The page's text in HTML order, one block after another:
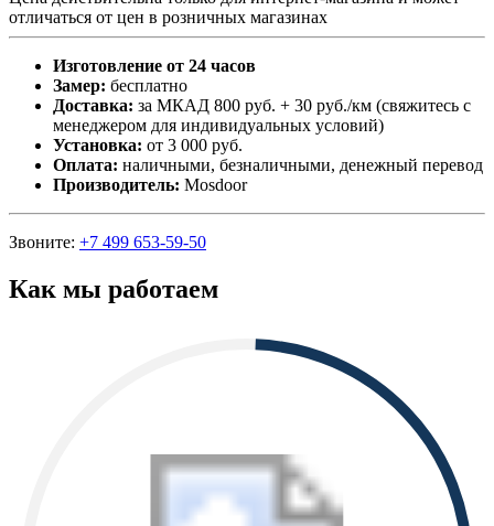
отличаться от цен в розничных магазинах
Изготовление от 24 часов
Замер: бесплатно
Доставка: за МКАД 800 руб. + 30 руб./км (свяжитесь с
менеджером для индивидуальных условий)
Установка: от 3 000 руб.
Оплата: наличными, безналичными, денежный перевод
Производитель: Mosdoor
Звоните: +7 499 653-59-50
Как мы работаем